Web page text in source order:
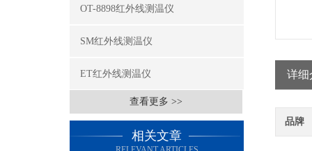
OT-8898红外线测温仪
SM红外线测温仪
ET红外线测温仪
查看更多 >>
相关文章
详细
品牌